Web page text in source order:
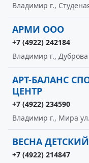
Владимир г.,
АРМИ ООО
+7 (4922) 242184
Владимир г.,
АРТ-БАЛАНС
ЦЕНТР
+7 (4922) 234590
Владимир г., Мира
ВЕСНА
+7 (4922) 214847